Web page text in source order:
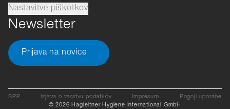
Nastavitve piškotkov
Newsletter
Prijava na novice
SPP Izjava o varstvu podatkov Impresum
Pogoji uporabe
© 2026 Hagleitner Hygiene International GmbH